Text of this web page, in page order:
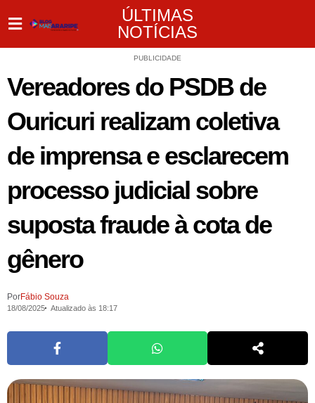
ÚLTIMAS
NOTÍCIAS
PUBLICIDADE
Vereadores do PSDB de
Ouricuri realizam coletiva
de imprensa e esclarecem
processo judicial sobre
suposta fraude à cota de
gênero
PorFábio Souza
18/08/2025 Atualizado às 18:17